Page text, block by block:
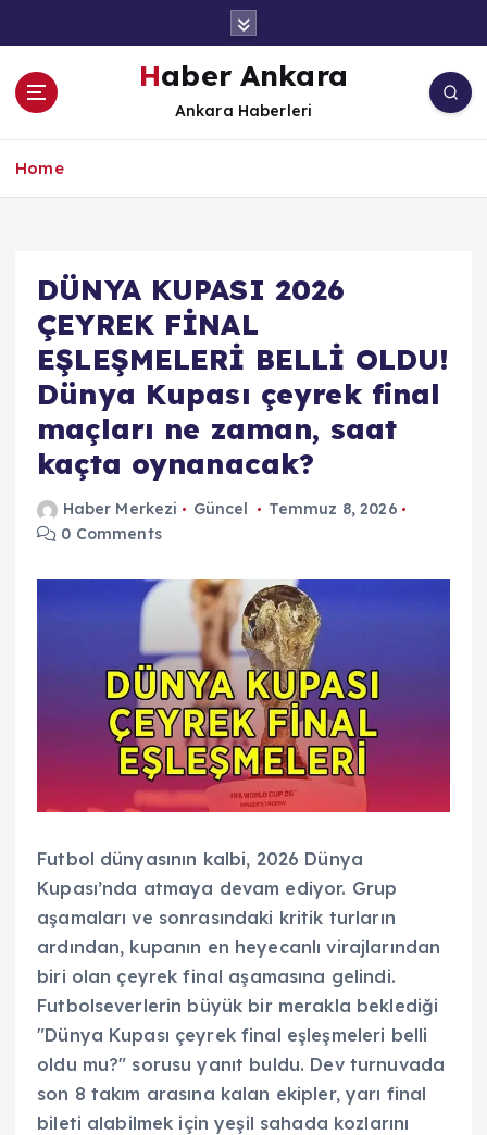
Haber Ankara
Ankara Haberleri
Home
DÜNYA KUPASI 2026
ÇEYREK FİNAL
EŞLEŞMELERİ BELLİ OLDU!
Dünya Kupası çeyrek final
maçları ne zaman, saat
kaçta oynanacak?
Haber Merkezi Güncel
Temmuz 8, 2026
0 Comments
Futbol dünyasının kalbi, 2026 Dünya
Kupası’nda atmaya devam ediyor. Grup
aşamaları ve sonrasındaki kritik turların
ardından, kupanın en heyecanlı virajlarından
biri olan çeyrek final aşamasına gelindi.
Futbolseverlerin büyük bir merakla beklediği
"Dünya Kupası çeyrek final eşleşmeleri belli
oldu mu?" sorusu yanıt buldu. Dev turnuvada
son 8 takım arasına kalan ekipler, yarı final
bileti alabilmek için yeşil sahada kozlarını